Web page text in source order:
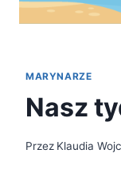
MARYNARZE
Nasz
Przez Klaudia